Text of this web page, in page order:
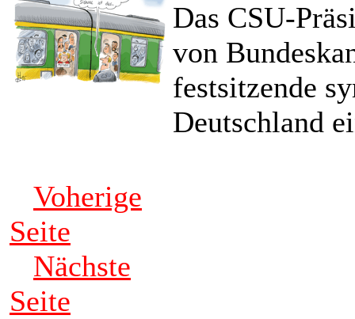
Das CSU-
von
festsitzende
Deutschland
Voherige
Seite
Nächste
Seite